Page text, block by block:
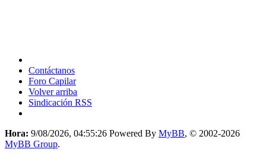
Contáctanos
Foro Capilar
Volver arriba
Sindicación RSS
Hora: 9/08/2026, 04:55:26 Powered By MyBB, © 2002-2026
MyBB Group.